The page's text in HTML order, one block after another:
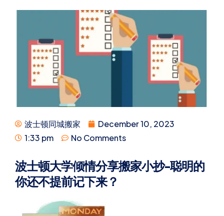
波士顿同城搬家
December 10, 2023
1:33 pm
No Comments
波士顿大学倾情分享搬家小抄-聪明的
你还不提前记下来？